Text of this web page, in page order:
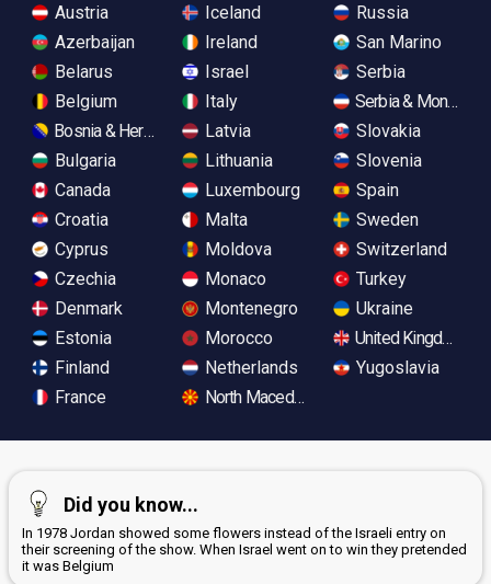
Austria
Azerbaijan
Belarus
Belgium
Bosnia & Herzegovina
Bulgaria
Canada
Croatia
Cyprus
Czechia
Denmark
Estonia
Finland
France
Iceland
Ireland
Israel
Italy
Latvia
Lithuania
Luxembourg
Malta
Moldova
Monaco
Montenegro
Morocco
Netherlands
North Macedonia
Russia
San Marino
Serbia
Serbia &
Slovakia
Slovenia
Spain
Sweden
Switzerland
Turkey
Ukraine
United Kingdom
Yugoslavia
Did you know...
In 1978 Jordan showed some flowers instead of the Israeli entry on
their screening of the show. When Israel went on to win they pretended
it was Belgium